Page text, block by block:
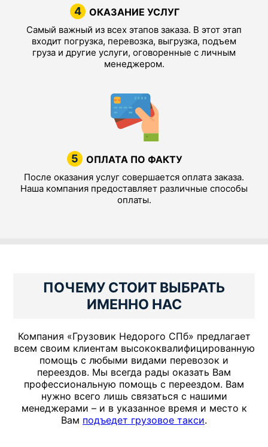
4 ОКАЗАНИЕ УСЛУГ
Самый важный из всех этапов заказа. В этот этап
входит погрузка, перевозка, выгрузка, подъем
груза и другие услуги, оговоренные с личным
менеджером.
5 ОПЛАТА ПО ФАКТУ
После оказания услуг совершается оплата заказа.
Наша компания предоставляет различные способы
оплаты.
ПОЧЕМУ СТОИТ ВЫБРАТЬ
ИМЕННО НАС
Компания «Грузовик Недорого СПб» предлагает
всем своим клиентам высококвалифицированную
помощь с любыми видами перевозок и
переездов. Мы всегда рады оказать Вам
профессиональную помощь с переездом. Вам
нужно всего лишь связаться с нашими
менеджерами – и в указанное время и место к
Вам подъедет грузовое такси.